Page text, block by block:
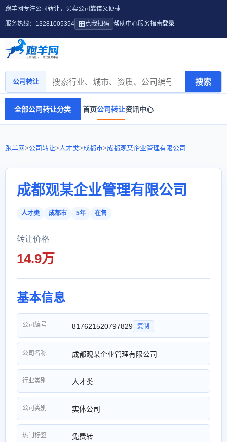
跑羊网专注公司转让，买卖公司靠谱又便捷
服务热线：13281005354 点我扫码 帮助中心服务指南登录
公司转让 搜索
全部公司转让分类 首页公司转让资讯中心
跑羊网>公司转让>人才类>成都市>成都观某企业管理有限公司
成都观某企业管理有限公司
人才类 成都市 5年 在售
转让价格
14.9万
基本信息
公司编号 817621520797829 复制
公司名称 成都观某企业管理有限公司
行业类别 人才类
公司类别 实体公司
热门标签 免费转